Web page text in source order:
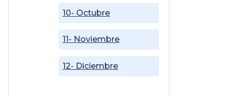
10- Octubre
11- Noviembre
12- Diciembre